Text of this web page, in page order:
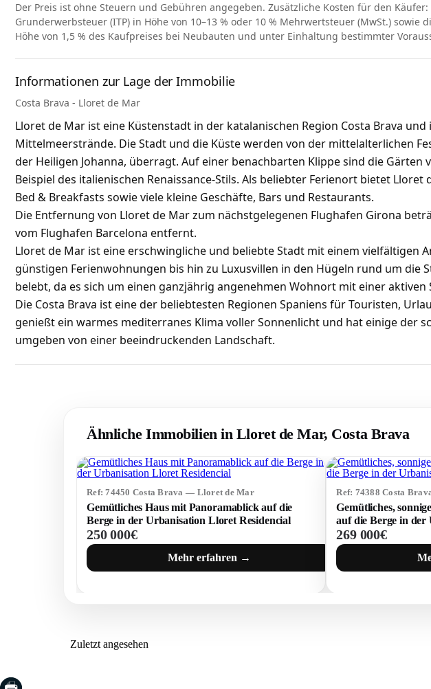
Der Preis ist ohne Steuern und Gebühren angegeben. Zusätzliche Kosten für den
Grunderwerbsteuer (ITP) in Höhe von 10–13 % oder 10 % Mehrwertsteuer (MwSt.) sowie
Höhe von 1,5 % des Kaufpreises bei Neubauten und unter Einhaltung bestimmter
Informationen zur Lage der Immobilie
Costa Brava - Lloret de Mar
Lloret de Mar ist eine Küstenstadt in der katalanischen Region Costa Brava
Mittelmeerstrände. Die Stadt und die Küste werden von der mittelalterlichen
der Heiligen Johanna, überragt. Auf einer benachbarten Klippe sind die Gärten
Beispiel des italienischen Renaissance-Stils. Als beliebter Ferienort bietet Lloret
Bed & Breakfasts sowie viele kleine Geschäfte, Bars und Restaurants.
Die Entfernung von Lloret de Mar zum nächstgelegenen Flughafen Girona
vom Flughafen Barcelona entfernt.
Lloret de Mar ist eine erschwingliche und beliebte Stadt mit einem vielfältigen
günstigen Ferienwohnungen bis hin zu Luxusvillen in den Hügeln rund um die
belebt, da es sich um einen ganzjährig angenehmen Wohnort mit einer
Die Costa Brava ist eine der beliebtesten Regionen Spaniens für Touristen,
genießt ein warmes mediterranes Klima voller Sonnenlicht und hat einige der
umgeben von einer beeindruckenden Landschaft.
Ähnliche Immobilien in Lloret de Mar, Costa Brava
Ref: 74450 Costa Brava — Lloret de Mar
Gemütliches Haus mit Panoramablick auf die
Berge in der Urbanisation Lloret Residencial
250 000€
Mehr erfahren →
Ref: 74388 Costa
Gemütliches,
auf die Berge in
269 000€
Zuletzt angesehen